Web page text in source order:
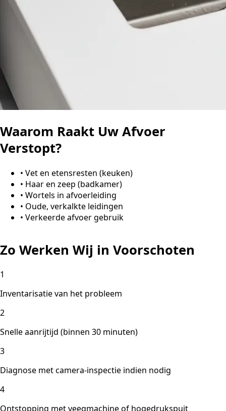
Waarom Raakt Uw Afvoer
Verstopt?
• Vet en etensresten (keuken)
• Haar en zeep (badkamer)
• Wortels in afvoerleiding
• Oude, verkalkte leidingen
• Verkeerde afvoer gebruik
Zo Werken Wij in Voorschoten
1
Inventarisatie van het probleem
2
Snelle aanrijtijd (binnen 30 minuten)
3
Diagnose met camera-inspectie indien nodig
4
Ontstopping met veegmachine of hogedrukspuit